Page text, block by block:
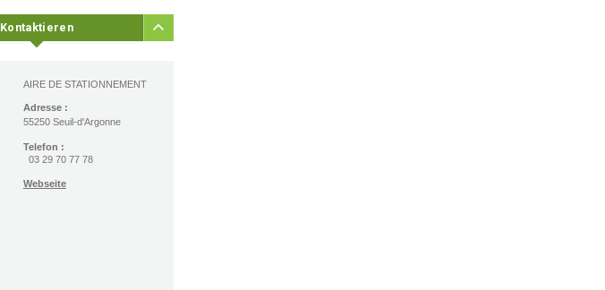
Kontaktieren
AIRE DE STATIONNEMENT
Adresse :
55250 Seuil-d'Argonne
Telefon :
03 29 70 77 78
Webseite